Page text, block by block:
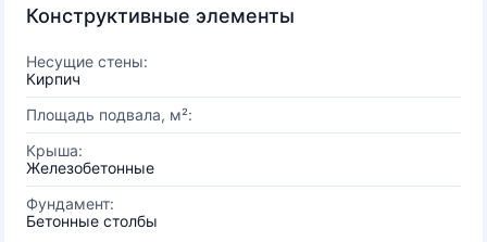
Конструктивные элементы
Несущие стены:
Кирпич
Площадь подвала, м²:
Крыша:
Железобетонные
Фундамент:
Бетонные столбы